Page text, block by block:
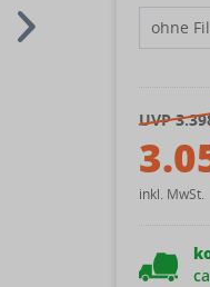
UVP
inkl. MwSt.